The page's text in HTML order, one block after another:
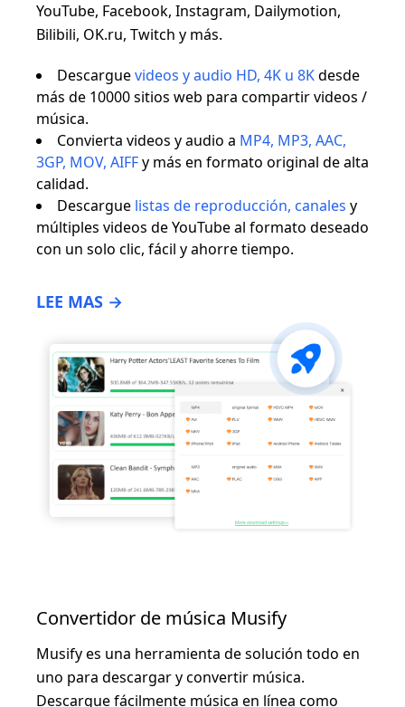
YouTube, Facebook, Instagram, Dailymotion,
Bilibili, OK.ru, Twitch y más.
Descarguevideos y audio HD, 4K u 8Kdesde
más de 10000 sitios web para compartir videos /
música.
Convierta videos y audio a MP4, MP3, AAC,
3GP, MOV, AIFFy más en formato original de alta
calidad.
Descargue listas de reproducción, canales y
múltiples videos de YouTube al formato deseado
con un solo clic, fácil y ahorre tiempo.
LEE MAS →
Convertidor de música Musify
Musify es una herramienta de solución todo en
uno para descargar y convertir música.
Descargue fácilmente música en línea como